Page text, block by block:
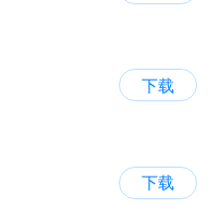
下载
下载